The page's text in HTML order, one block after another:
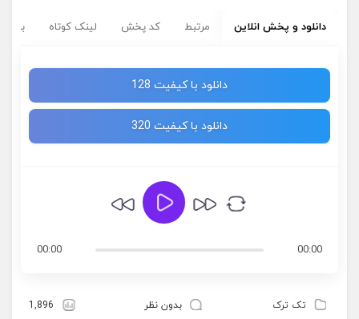
دانلود و پخش انلاین مرتبط کد پخش لینک کوتاه
دانلود با کیفیت 128
دانلود با کیفیت 320
00:00
00:00
تک ترک بدون نظر 1,896